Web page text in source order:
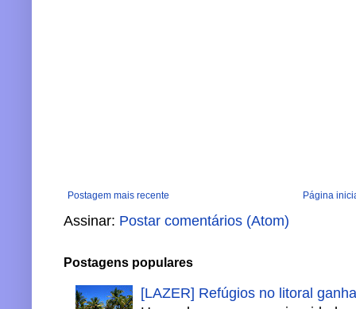
Postagem mais recente Página
Assinar: Postar comentários (Atom)
Postagens populares
[LAZER] Refúgios no litoral